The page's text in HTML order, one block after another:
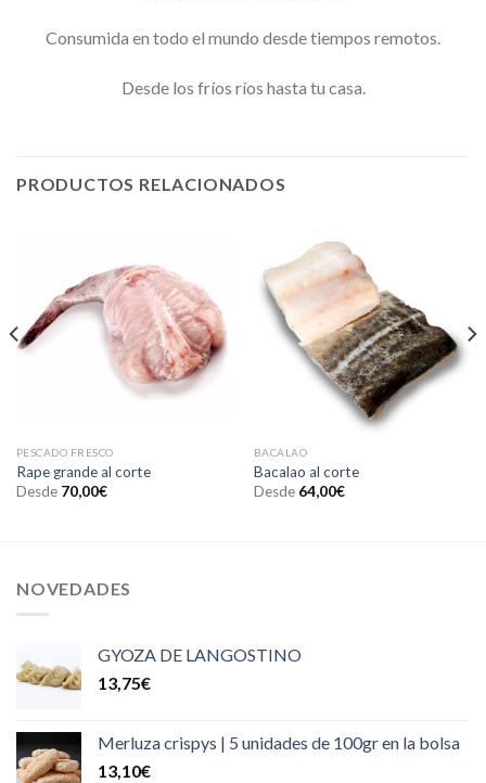
Consumida en todo el mundo desde tiempos remotos.
Desde los fríos ríos hasta tu casa.
PRODUCTOS RELACIONADOS
PESCADO FRESCO
Rape grande al corte
Desde 70,00€
BACALAO
Bacalao al corte
Desde 64,00€
NOVEDADES
GYOZA DE LANGOSTINO
13,75€
Merluza crispys | 5 unidades de 100gr en la bolsa
13,10€